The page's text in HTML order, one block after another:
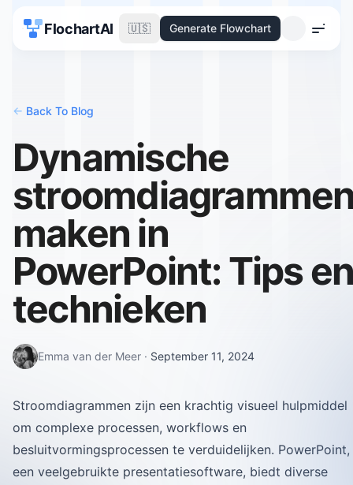
FlochartAI 🇺🇸 Generate Flowchart
Menu
<- Back To Blog
Dynamische
maken in
PowerPoint: Tips
technieken
Emma van der Meer · September 11, 2024
Stroomdiagrammen zijn een krachtig visueel hulpmiddel
om complexe processen, workflows en
besluitvormingsprocessen te verduidelijken. PowerPoint,
een veelgebruikte presentatiesoftware, biedt diverse